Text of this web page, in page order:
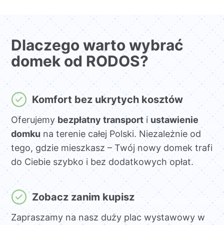
Dlaczego warto wybrać
domek od RODOS?
Komfort bez ukrytych kosztów
Oferujemybezpłatny transporti ustawienie
domkuna terenie całej Polski. Niezależnie od
tego, gdzie mieszkasz – Twój nowy domek trafi
do Ciebie szybko i bez dodatkowych opłat.
Zobacz zanim kupisz
Zapraszamy na nasz duży plac wystawowy w